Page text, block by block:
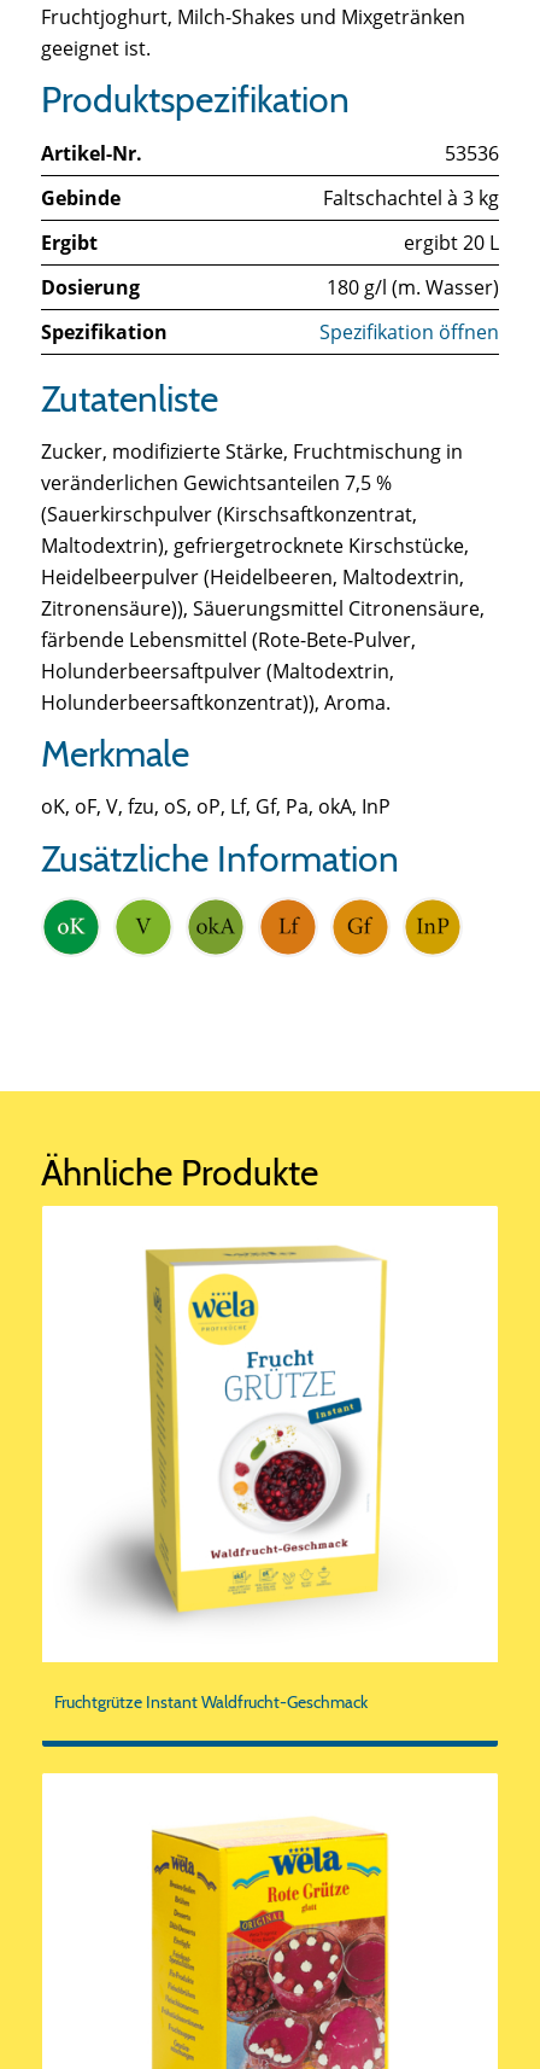
Fruchtjoghurt, Milch-Shakes und Mixgetränken
geeignet ist.
Produktspezifikation
Artikel-Nr.
53536
Gebinde
Faltschachtel à 3 kg
Ergibt
ergibt 20 L
Dosierung
180 g/l (m. Wasser)
Spezifikation
Spezifikation öffnen
Zutatenliste
Zucker, modifizierte Stärke, Fruchtmischung in
veränderlichen Gewichtsanteilen 7,5 %
(Sauerkirschpulver (Kirschsaftkonzentrat,
Maltodextrin), gefriergetrocknete Kirschstücke,
Heidelbeerpulver (Heidelbeeren, Maltodextrin,
Zitronensäure)), Säuerungsmittel Citronensäure,
färbende Lebensmittel (Rote-Bete-Pulver,
Holunderbeersaftpulver (Maltodextrin,
Holunderbeersaftkonzentrat)), Aroma.
Merkmale
oK, oF, V, fzu, oS, oP, Lf, Gf, Pa, okA, InP
Zusätzliche Information
Ähnliche Produkte
Fruchtgrütze Instant Waldfrucht-Geschmack